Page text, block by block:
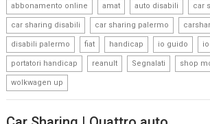
abbonamento online amat auto disabili car
car sharing disabili car sharing palermo
disabili palermo fiat handicap io guido
portatori handicap reanult Segnalati shop
wolkwagen up